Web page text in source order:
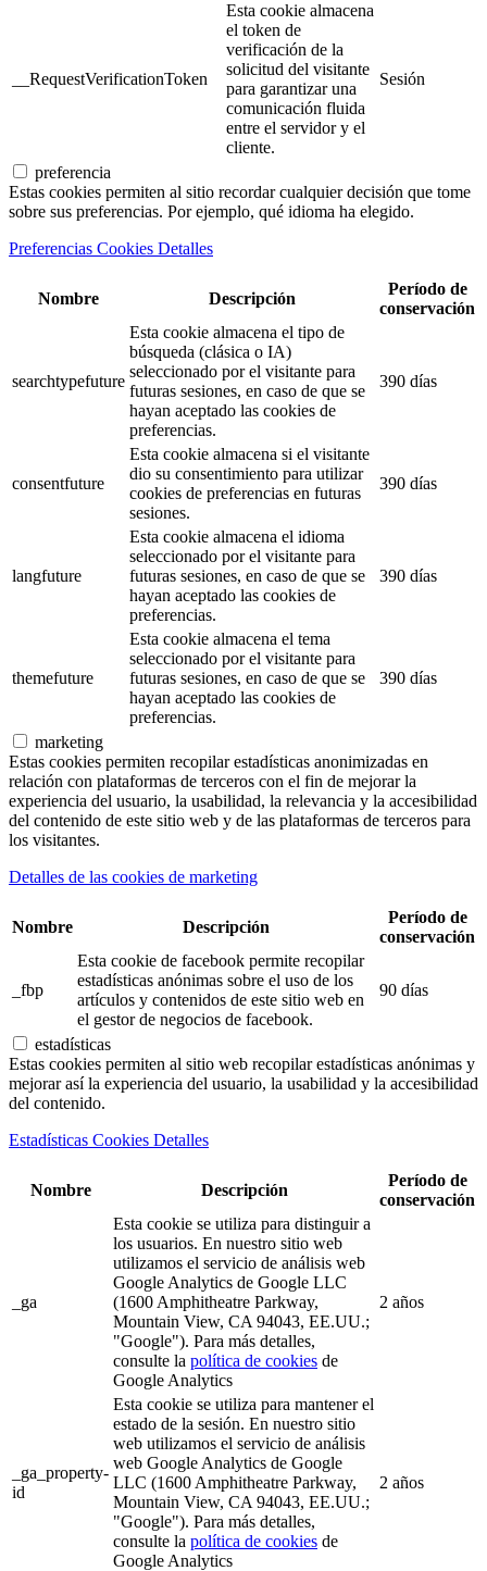
__RequestVerificationToken
Esta cookie almacena
el token de
verificación de la
solicitud del visitante
para garantizar una
comunicación fluida
entre el servidor y el
cliente.
Sesión
preferencia
Estas cookies permiten al sitio recordar cualquier decisión que tome
sobre sus preferencias. Por ejemplo, qué idioma ha elegido.
Preferencias Cookies Detalles
Nombre Descripción
Período de
conservación
searchtypefuture
Esta cookie almacena el tipo de
búsqueda (clásica o IA)
seleccionado por el visitante para
futuras sesiones, en caso de que se
hayan aceptado las cookies de
preferencias.
390 días
consentfuture
Esta cookie almacena si el visitante
dio su consentimiento para utilizar
cookies de preferencias en futuras
sesiones.
390 días
langfuture
Esta cookie almacena el idioma
seleccionado por el visitante para
futuras sesiones, en caso de que se
hayan aceptado las cookies de
preferencias.
390 días
themefuture
Esta cookie almacena el tema
seleccionado por el visitante para
futuras sesiones, en caso de que se
hayan aceptado las cookies de
preferencias.
390 días
marketing
Estas cookies permiten recopilar estadísticas anonimizadas en
relación con plataformas de terceros con el fin de mejorar la
experiencia del usuario, la usabilidad, la relevancia y la accesibilidad
del contenido de este sitio web y de las plataformas de terceros para
los visitantes.
Detalles de las cookies de marketing
Nombre Descripción
Período de
conservación
_fbp
Esta cookie de facebook permite recopilar
estadísticas anónimas sobre el uso de los
artículos y contenidos de este sitio web en
el gestor de negocios de facebook.
90 días
estadísticas
Estas cookies permiten al sitio web recopilar estadísticas anónimas y
mejorar así la experiencia del usuario, la usabilidad y la accesibilidad
del contenido.
Estadísticas Cookies Detalles
Nombre Descripción
Período de
conservación
_ga
Esta cookie se utiliza para distinguir a
los usuarios. En nuestro sitio web
utilizamos el servicio de análisis web
Google Analytics de Google LLC
(1600 Amphitheatre Parkway,
Mountain View, CA 94043, EE.UU.;
"Google"). Para más detalles,
consulte la política de cookies de
Google Analytics
2 años
_ga_property-
id
Esta cookie se utiliza para mantener el
estado de la sesión. En nuestro sitio
web utilizamos el servicio de análisis
web Google Analytics de Google
LLC (1600 Amphitheatre Parkway,
Mountain View, CA 94043, EE.UU.;
"Google"). Para más detalles,
consulte la política de cookies de
Google Analytics
2 años